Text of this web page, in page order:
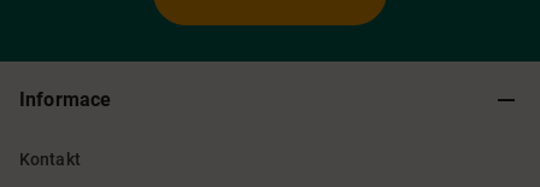
Informace
Kontakt